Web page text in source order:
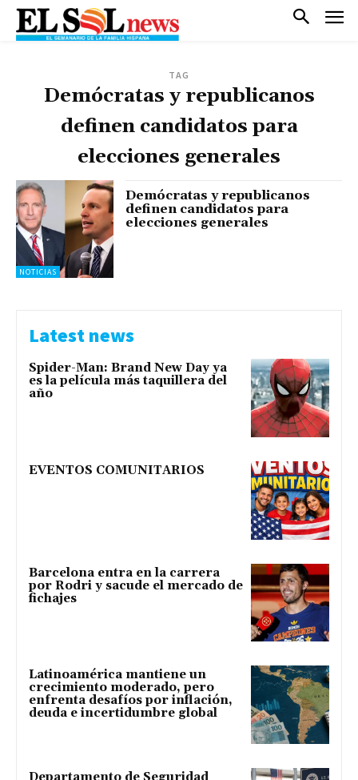
TAG
Demócratas y republicanos
definen candidatos para
elecciones generales
NOTICIAS
Demócratas y republicanos
definen candidatos para
elecciones generales
Latest news
Spider-Man: Brand New Day ya
es la película más taquillera del
año
EVENTOS COMUNITARIOS
Barcelona entra en la carrera
por Rodri y sacude el mercado de
fichajes
Latinoamérica mantiene un
crecimiento moderado, pero
enfrenta desafíos por inflación,
deuda e incertidumbre global